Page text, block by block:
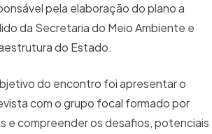
pela elaboração do plano a
da Secretaria do Meio Ambiente e
do Estado.
do encontro foi apresentar o
com o grupo focal formado por
compreender os desafios, potenciais